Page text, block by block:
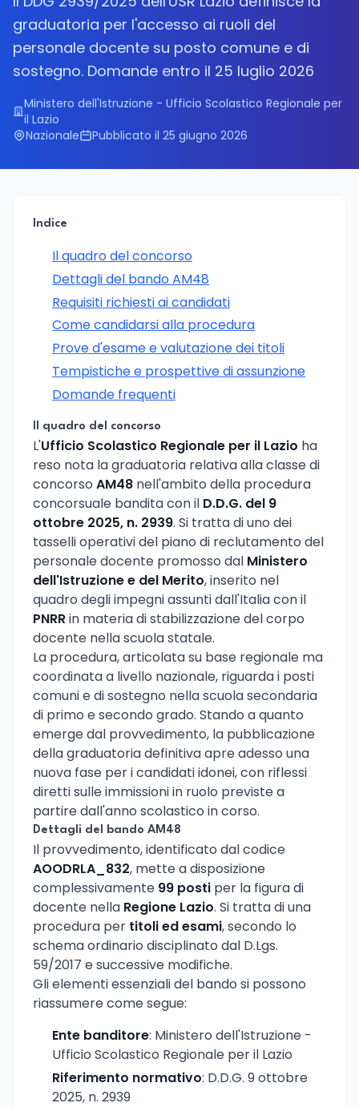
graduatoria per l'accesso ai ruoli del
personale docente su posto comune e di
sostegno. Domande entro il 25 luglio 2026
Ministero dell'Istruzione - Ufficio Scolastico Regionale per
il Lazio
Nazionale
Pubblicato il 25 giugno 2026
Indice
Il quadro del concorso
Dettagli del bando AM48
Requisiti richiesti ai candidati
Come candidarsi alla procedura
Prove d'esame e valutazione dei titoli
Tempistiche e prospettive di assunzione
Domande frequenti
Il quadro del concorso
L'Ufficio Scolastico Regionale per il Lazio ha
reso nota la graduatoria relativa alla classe di
concorso AM48 nell'ambito della procedura
concorsuale bandita con il D.D.G. del 9
ottobre 2025, n. 2939. Si tratta di uno dei
tasselli operativi del piano di reclutamento del
personale docente promosso dal Ministero
dell'Istruzione e del Merito, inserito nel
quadro degli impegni assunti dall'Italia con il
PNRRin materia di stabilizzazione del corpo
docente nella scuola statale.
La procedura, articolata su base regionale ma
coordinata a livello nazionale, riguarda i posti
comuni e di sostegno nella scuola secondaria
di primo e secondo grado. Stando a quanto
emerge dal provvedimento, la pubblicazione
della graduatoria definitiva apre adesso una
nuova fase per i candidati idonei, con riflessi
diretti sulle immissioni in ruolo previste a
partire dall'anno scolastico in corso.
Dettagli del bando AM48
Il provvedimento, identificato dal codice
AOODRLA_832, mette a disposizione
complessivamente 99 posti per la figura di
docente nella Regione Lazio. Si tratta di una
procedura per titoli ed esami, secondo lo
schema ordinario disciplinato dal D.Lgs.
59/2017 e successive modifiche.
Gli elementi essenziali del bando si possono
riassumere come segue:
Ente banditore: Ministero dell'Istruzione -
Ufficio Scolastico Regionale per il Lazio
Riferimento normativo: D.D.G. 9 ottobre
2025, n. 2939